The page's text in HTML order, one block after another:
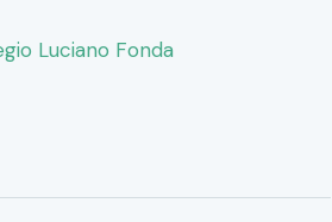
Luciano Fonda